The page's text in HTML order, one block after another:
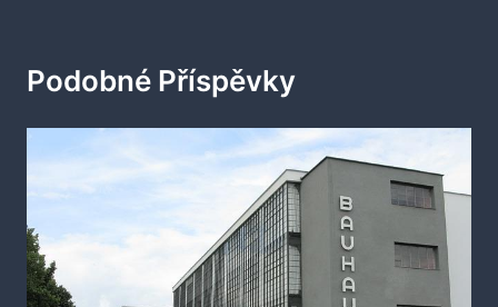
Podobné Příspěvky